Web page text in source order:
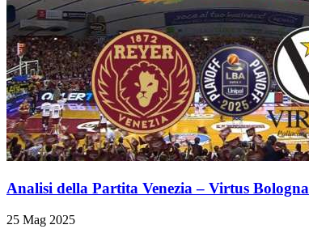
Analisi della Partita Venezia – Virtus Bologna
25 Mag 2025